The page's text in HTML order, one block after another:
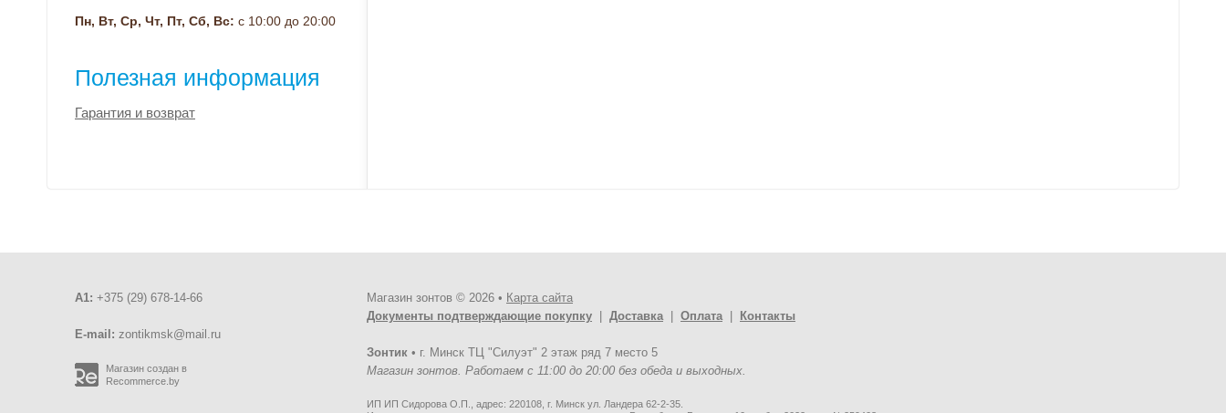
Пн, Вт, Ср, Чт, Пт, Сб, Вс: с 10:00 до 20:00
Полезная информация
Гарантия и возврат
A1: +375 (29) 678-14-66
E-mail: zontikmsk@mail.ru
Магазин создан в
Recommerce.by
Магазин зонтов © 2026 • Карта сайта
Документы подтверждающие покупку
Доставка| Оплата| Контакты
Зонтик • г. Минск ТЦ "Силуэт" 2 этаж ряд 7 место 5
Магазин зонтов. Работаем с 11:00 до 20:00 без обеда и выходных.
ИП ИП Сидорова О.П., адрес: 220108, г. Минск ул. Ландера 62-2-35.